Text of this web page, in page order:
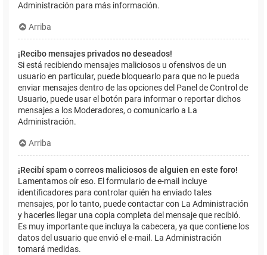
Administración para más información.
Arriba
¡Recibo mensajes privados no deseados!
Si está recibiendo mensajes maliciosos u ofensivos de un
usuario en particular, puede bloquearlo para que no le pueda
enviar mensajes dentro de las opciones del Panel de Control de
Usuario, puede usar el botón para informar o reportar dichos
mensajes a los Moderadores, o comunicarlo a La
Administración.
Arriba
¡Recibí spam o correos maliciosos de alguien en este foro!
Lamentamos oír eso. El formulario de e-mail incluye
identificadores para controlar quién ha enviado tales
mensajes, por lo tanto, puede contactar con La Administración
y hacerles llegar una copia completa del mensaje que recibió.
Es muy importante que incluya la cabecera, ya que contiene los
datos del usuario que envió el e-mail. La Administración
tomará medidas.